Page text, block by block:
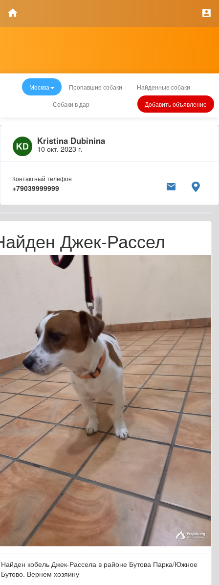
Москва Пропавшие собаки Найденные собаки
Собаки в дар Добавить объявление
Kristina Dubinina
10 окт. 2023 г.
Контактный телефон
+79039999999
Джек-Рассел
Найден кобель Джек-Рассела в районе Бутова Парка/Южное
Бутово. Вернем хозяину